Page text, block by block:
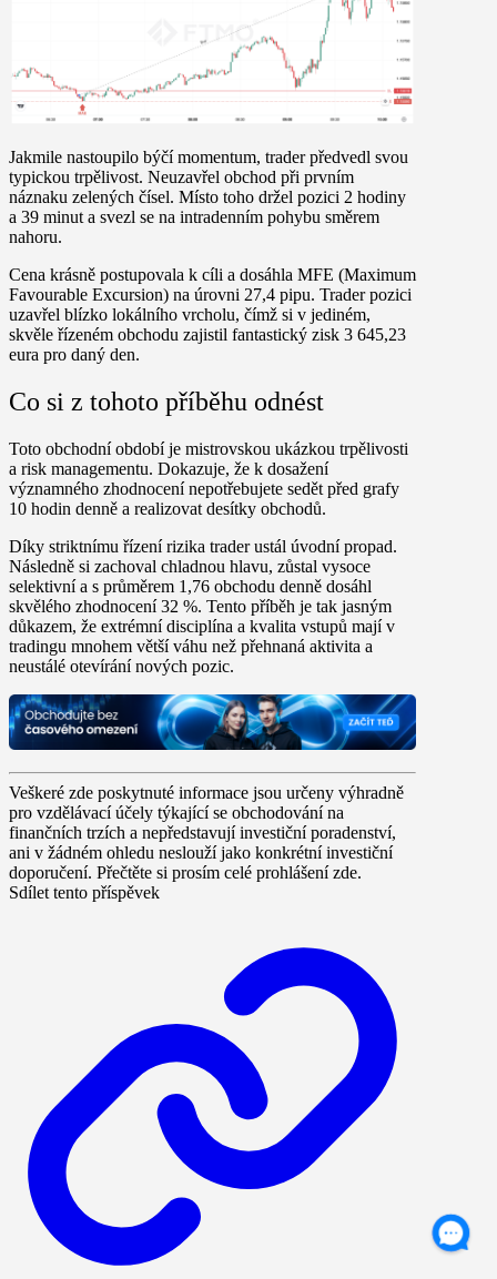
Jakmile nastoupilo býčí momentum, trader předvedl svou
typickou trpělivost. Neuzavřel obchod při prvním
náznaku zelených čísel. Místo toho držel pozici 2 hodiny
a 39 minut a svezl se na intradenním pohybu směrem
nahoru.
Cena krásně postupovala k cíli a dosáhla MFE (Maximum
Favourable Excursion) na úrovni 27,4 pipu. Trader pozici
uzavřel blízko lokálního vrcholu, čímž si v jediném,
skvěle řízeném obchodu zajistil fantastický zisk 3 645,23
eura pro daný den.
Co si z tohoto příběhu odnést
Toto obchodní období je mistrovskou ukázkou trpělivosti
a risk managementu. Dokazuje, že k dosažení
významného zhodnocení nepotřebujete sedět před grafy
10 hodin denně a realizovat desítky obchodů.
Díky striktnímu řízení rizika trader ustál úvodní propad.
Následně si zachoval chladnou hlavu, zůstal vysoce
selektivní a s průměrem 1,76 obchodu denně dosáhl
skvělého zhodnocení 32 %. Tento příběh je tak jasným
důkazem, že extrémní disciplína a kvalita vstupů mají v
tradingu mnohem větší váhu než přehnaná aktivita a
neustálé otevírání nových pozic.
Veškeré zde poskytnuté informace jsou určeny výhradně
pro vzdělávací účely týkající se obchodování na
finančních trzích a nepředstavují investiční poradenství,
ani v žádném ohledu neslouží jako konkrétní investiční
doporučení. Přečtěte si prosím celé prohlášení zde.
Sdílet tento příspěvek